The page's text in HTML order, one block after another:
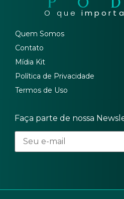
O que
Quem Somos
Contato
Mídia Kit
Política de Privacidade
Termos de Uso
Faça parte de nossa